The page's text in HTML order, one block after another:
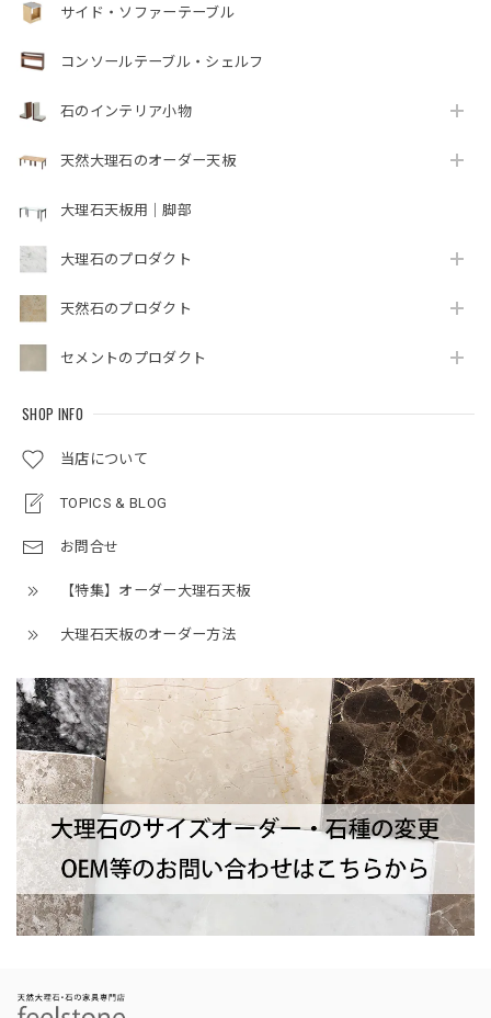
サイド・ソファーテーブル
コンソールテーブル・シェルフ
石のインテリア小物
天然大理石のオーダー天板
大理石天板用｜脚部
大理石のプロダクト
天然石のプロダクト
セメントのプロダクト
SHOP INFO
当店について
TOPICS & BLOG
お問合せ
【特集】オーダー大理石天板
大理石天板のオーダー方法